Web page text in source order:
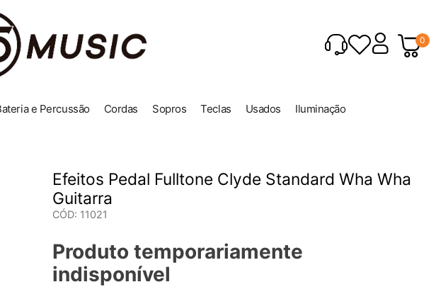
0
e Percussão Cordas Sopros Teclas Usados Iluminação
Efeitos Pedal Fulltone Clyde Standard Wha Wha
Guitarra
CÓD: 11021
Produto temporariamente
indisponível